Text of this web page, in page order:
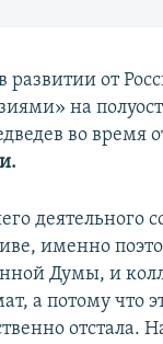
развитии от
на
во время
деятельного
именно
Думы, и
а потому что
отстала.